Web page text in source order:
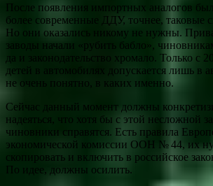
После появления импортных аналогов
более современные ДДУ, точнее, таковые
Но они оказались никому не нужны.
заводы начали «рубить бабло»,
да и законодательство хромало. Только с
детей в автомобилях допускается лишь в
не очень понятно, в каких именно.
Сейчас данный момент должны
надеяться, что хотя бы с этой несложной
чиновники справятся. Есть правила
экономической комиссии ООН № 44, их
скопировать и включить в российское
По идее, должны осилить.